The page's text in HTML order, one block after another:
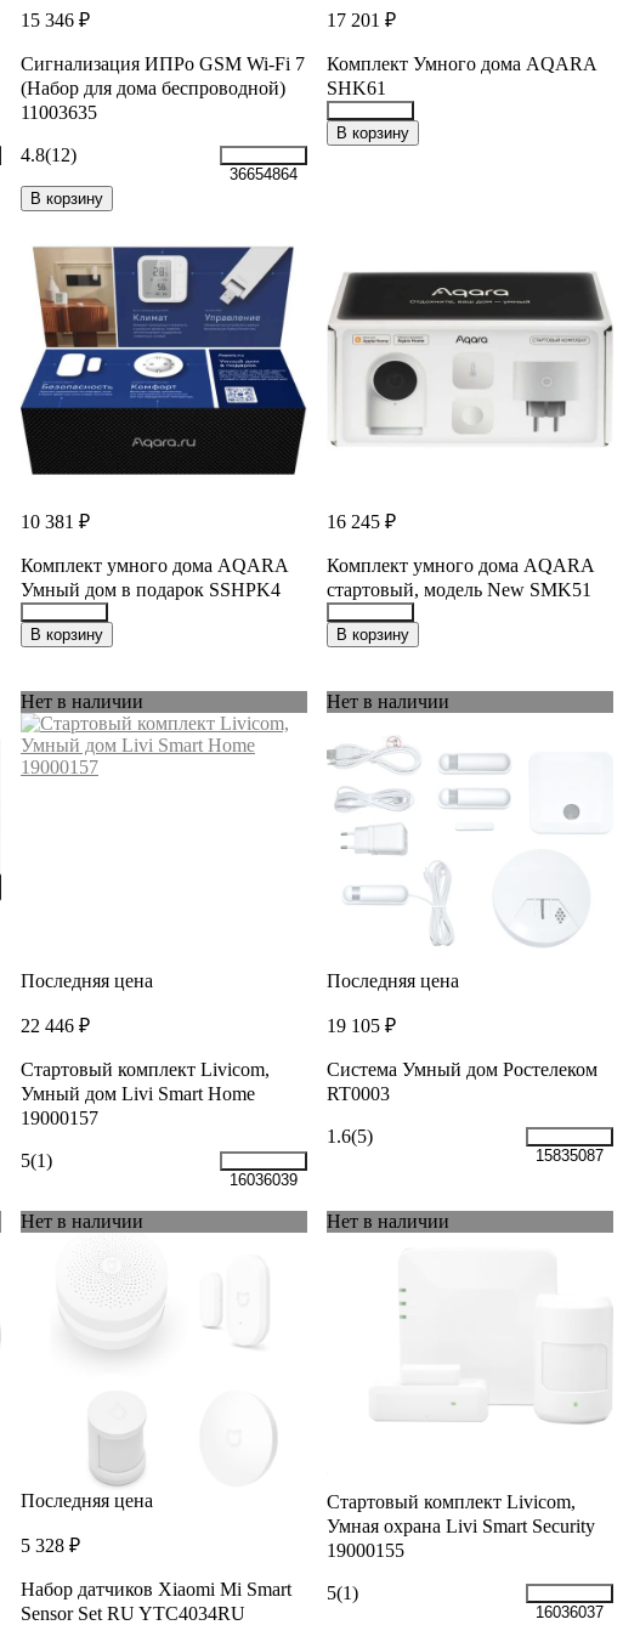
15 346 ₽
Сигнализация ИПРо GSM Wi-Fi 7
(Набор для дома беспроводной)
11003635
4.8(12)
36654864
В корзину
17 201 ₽
Комплект Умного дома AQARA
SHK61
34897333
В корзину
10 381 ₽
Комплект умного дома AQARA
Умный дом в подарок SSHPK4
45598071
В корзину
16 245 ₽
Комплект умного дома AQARA
стартовый, модель New SMK51
45598065
В корзину
Нет в наличии
Последняя цена
22 446 ₽
Стартовый комплект Livicom,
Умный дом Livi Smart Home
19000157
5(1)
16036039
Нет в наличии
Последняя цена
19 105 ₽
Система Умный дом Ростелеком
RT0003
1.6(5)
15835087
Нет в наличии
Последняя цена
5 328 ₽
Набор датчиков Xiaomi Mi Smart
Sensor Set RU YTC4034RU
Нет в наличии
Стартовый комплект Livicom,
Умная охрана Livi Smart Security
19000155
5(1)
16036037